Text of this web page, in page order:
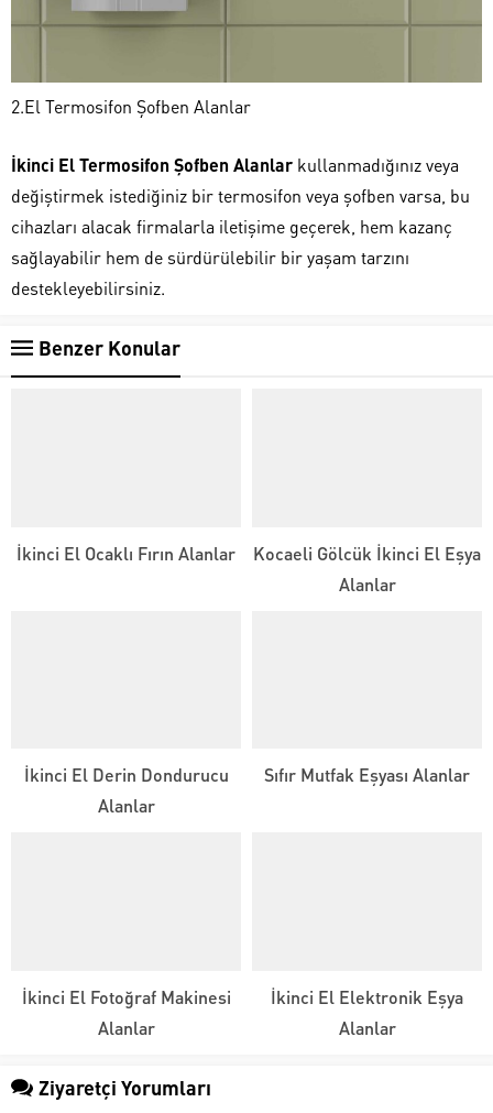
2.El Termosifon Şofben Alanlar
İkinci El Termosifon Şofben Alanlar kullanmadığınız veya
değiştirmek istediğiniz bir termosifon veya şofben varsa, bu
cihazları alacak firmalarla iletişime geçerek, hem kazanç
sağlayabilir hem de sürdürülebilir bir yaşam tarzını
destekleyebilirsiniz.
Benzer Konular
İkinci El Ocaklı Fırın Alanlar
Kocaeli Gölcük İkinci El Eşya
Alanlar
İkinci El Derin Dondurucu
Alanlar
Sıfır Mutfak Eşyası Alanlar
İkinci El Fotoğraf Makinesi
Alanlar
İkinci El Elektronik Eşya
Alanlar
Ziyaretçi Yorumları